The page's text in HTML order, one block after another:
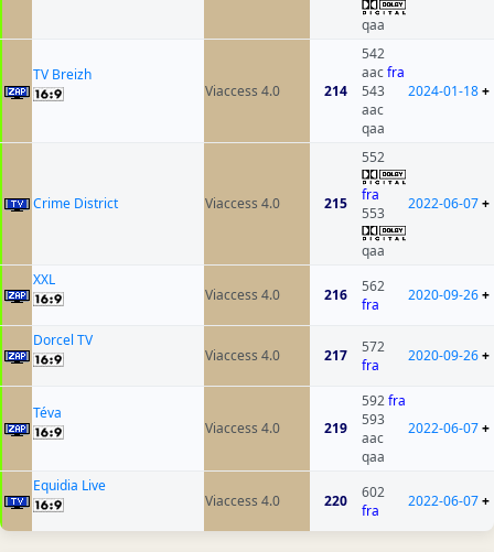
qaa
TV Breizh
Viaccess 4.0
214
542
aacfra
543
aac
qaa
2024-01-18+
Crime District Viaccess 4.0 215
552
fra
553
qaa
2022-06-07+
XXL
Viaccess 4.0
216
562
fra
2020-09-26+
Dorcel TV
Viaccess 4.0
217
572
fra
2020-09-26+
Téva
Viaccess 4.0
219
592fra
593
aac
qaa
2022-06-07+
Equidia Live
Viaccess 4.0
220
602
fra
2022-06-07+